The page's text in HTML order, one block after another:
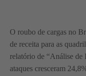
O roubo de cargas no
de receita para as
relatório de “Análise de
ataques cresceram